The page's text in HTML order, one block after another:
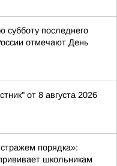
субботу последнего
отмечают День
от 8 августа 2026
порядка»:
школьникам